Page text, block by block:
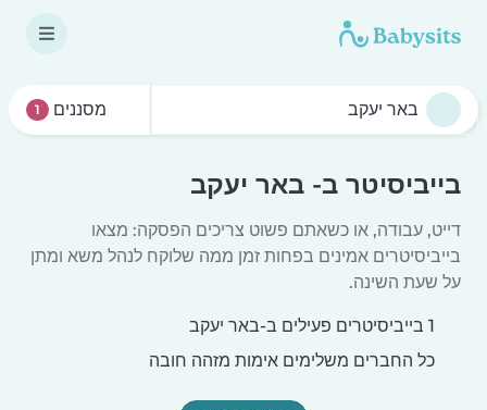
מסננים 1
בייביסיטר ב- באר יעקב
דייט, עבודה, או כשאתם פשוט צריכים הפסקה: מצאו
בייביסיטרים אמינים בפחות זמן ממה שלוקח לנהל משא ומתן
על שעת השינה.
1 בייביסיטרים פעילים ב-באר יעקב
כל החברים משלימים אימות מזהה חובה